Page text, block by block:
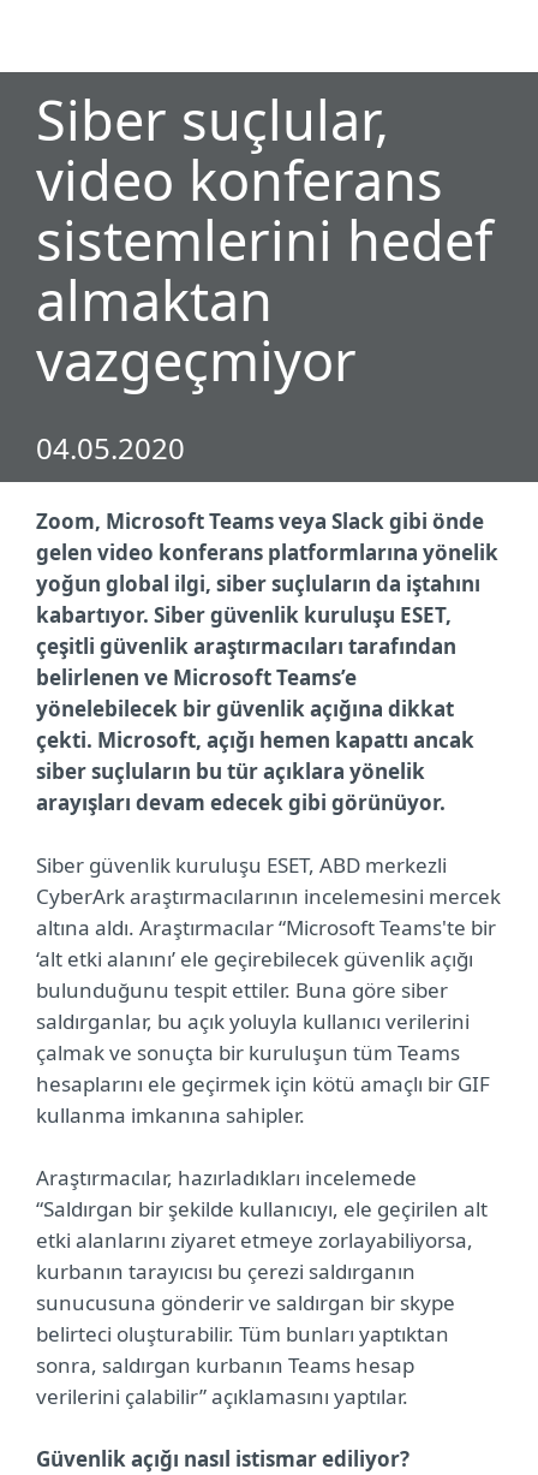
Siber suçlular,
video konferans
sistemlerini hedef
almaktan
vazgeçmiyor
04.05.2020
Zoom, Microsoft Teams veya Slack gibi önde
gelen video konferans platformlarına yönelik
yoğun global ilgi, siber suçluların da iştahını
kabartıyor. Siber güvenlik kuruluşu ESET,
çeşitli güvenlik araştırmacıları tarafından
belirlenen ve Microsoft Teams’e
yönelebilecek bir güvenlik açığına dikkat
çekti. Microsoft, açığı hemen kapattı ancak
siber suçluların bu tür açıklara yönelik
arayışları devam edecek gibi görünüyor.
Siber güvenlik kuruluşu ESET, ABD merkezli
CyberArk araştırmacılarının incelemesini mercek
altına aldı. Araştırmacılar “Microsoft Teams'te bir
‘alt etki alanını’ ele geçirebilecek güvenlik açığı
bulunduğunu tespit ettiler. Buna göre siber
saldırganlar, bu açık yoluyla kullanıcı verilerini
çalmak ve sonuçta bir kuruluşun tüm Teams
hesaplarını ele geçirmek için kötü amaçlı bir GIF
kullanma imkanına sahipler.
Araştırmacılar, hazırladıkları incelemede
“Saldırgan bir şekilde kullanıcıyı, ele geçirilen alt
etki alanlarını ziyaret etmeye zorlayabiliyorsa,
kurbanın tarayıcısı bu çerezi saldırganın
sunucusuna gönderir ve saldırgan bir skype
belirteci oluşturabilir. Tüm bunları yaptıktan
sonra, saldırgan kurbanın Teams hesap
verilerini çalabilir” açıklamasını yaptılar.
Güvenlik açığı nasıl istismar ediliyor?